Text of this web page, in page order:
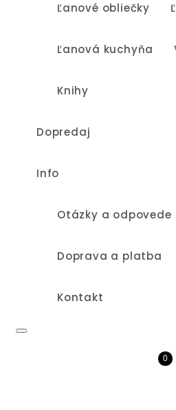
Ľanové obliečky
Ľanová kuchyňa
Knihy
Dopredaj
Info
Otázky a odpovede
Doprava a platba
Kontakt
0